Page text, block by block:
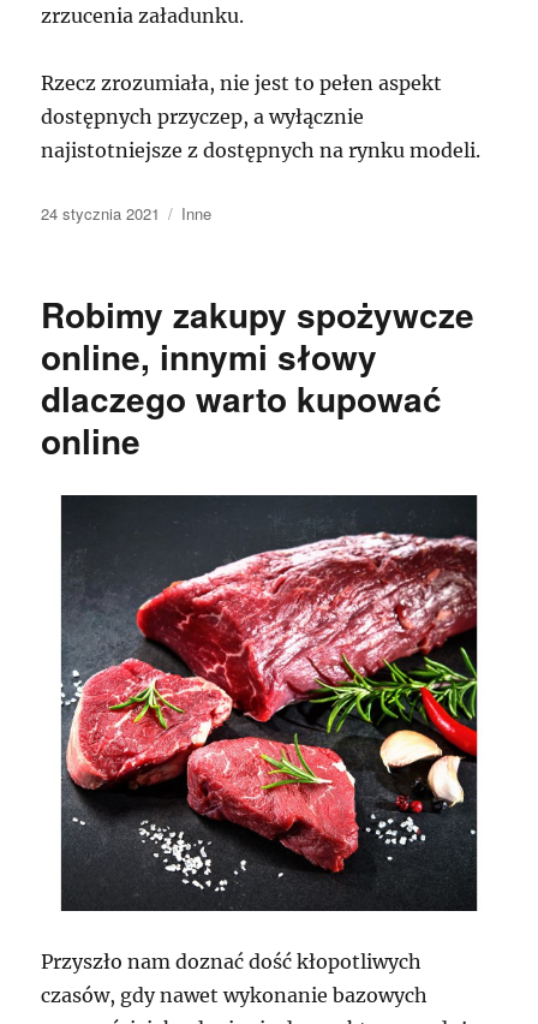
zrzucenia załadunku.
Rzecz zrozumiała, nie jest to pełen aspekt
dostępnych przyczep, a wyłącznie
najistotniejsze z dostępnych na rynku modeli.
Data
24 stycznia 2021 Kategorie
Inne
Robimy zakupy spożywcze
online, innymi słowy
dlaczego warto kupować
online
Przyszło nam doznać dość kłopotliwych
czasów, gdy nawet wykonanie bazowych